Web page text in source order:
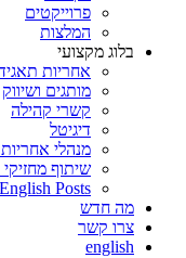
פרוייקטים
המלצות
בלוג מקצועי
אחריות
מותגים ושיווק
קשרי קהילה
דיגיטל
מנהלי
שיתוף מחזיקי
English Posts
מה חדש
צרו קשר
english